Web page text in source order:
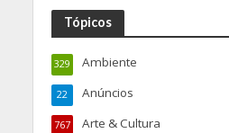
Tópicos
Ambiente
329
Anúncios
22
Arte & Cultura
767